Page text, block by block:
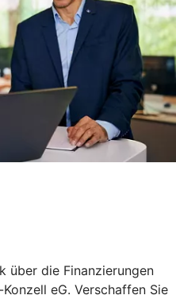
über die Finanzierungen
eG. Verschaffen Sie